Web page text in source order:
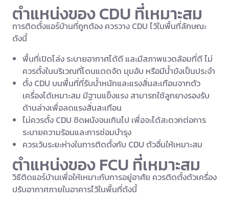
ตำแหน่งของ CDU ที่เหมาะสม
การติดตั้งแอร์บ้านที่ถูกต้อง ควรวาง CDU ไว้ในพื้นที่ลักษณะ
ดังนี้
พื้นที่เปิดโล่ง ระบายอากาศได้ดี และมีสภาพแวดล้อมที่ดี ไม่
ควรตั้งในบริเวณที่โดนแดดจัด มุมอับ หรือมีน้ำขังเป็นประจำ
ตั้ง CDU บนพื้นที่ที่รับน้ำหนักและแรงสั่นสะเทือนจากตัว
เครื่องได้เหมาะสม มีฐานแข็งแรง สามารถใช้ลูกยางรองรับ
ด้านล่างเพื่อลดแรงสั่นสะเทือน
ไม่ควรตั้ง CDU ชิดผนังจนเกินไป เพื่อจะได้สะดวกต่อการ
ระบายความร้อนและการซ่อมบำรุง
ควรเว้นระยะห่างในการติดตั้งกับ CDU ตัวอื่นให้เหมาะสม
ตำแหน่งของ FCU ที่เหมาะสม
วิธีติดแอร์บ้านเพื่อให้เหมาะกับการอยู่อาศัย ควรติดตั้งตัวเครื่อง
ปรับอากาศภายในอาคารไว้ในพื้นที่ดังนี้